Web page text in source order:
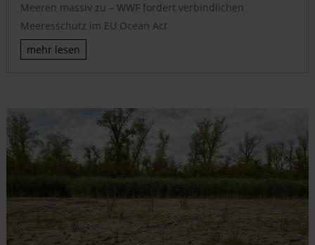
Meeren massiv zu – WWF fordert verbindlichen
Meeresschutz im EU Ocean Act
mehr lesen